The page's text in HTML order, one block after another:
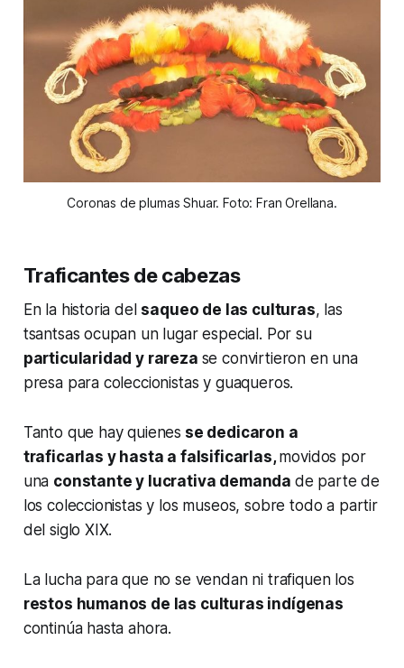
Coronas de plumas Shuar. Foto: Fran Orellana.
Traficantes de cabezas
En la historia del saqueo de las culturas, las
tsantsas ocupan un lugar especial. Por su
particularidad y rareza se convirtieron en una
presa para coleccionistas y guaqueros.
Tanto que hay quienes se dedicaron a
traficarlas y hasta a falsificarlas,movidos por
una constante y lucrativa demanda de parte de
los coleccionistas y los museos, sobre todo a partir
del siglo XIX.
La lucha para que no se vendan ni trafiquen los
restos humanos de las culturas indígenas
continúa hasta ahora.